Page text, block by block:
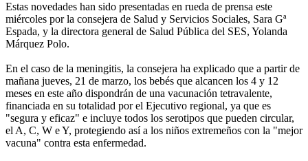
Estas novedades han sido presentadas en rueda de prensa este
miércoles por la consejera de Salud y Servicios Sociales, Sara Gª
Espada, y la directora general de Salud Pública del SES, Yolanda
Márquez Polo.
En el caso de la meningitis, la consejera ha explicado que a partir de
mañana jueves, 21 de marzo, los bebés que alcancen los 4 y 12
meses en este año dispondrán de una vacunación tetravalente,
financiada en su totalidad por el Ejecutivo regional, ya que es
"segura y eficaz" e incluye todos los serotipos que pueden circular,
el A, C, W e Y, protegiendo así a los niños extremeños con la "mejor
vacuna" contra esta enfermedad.